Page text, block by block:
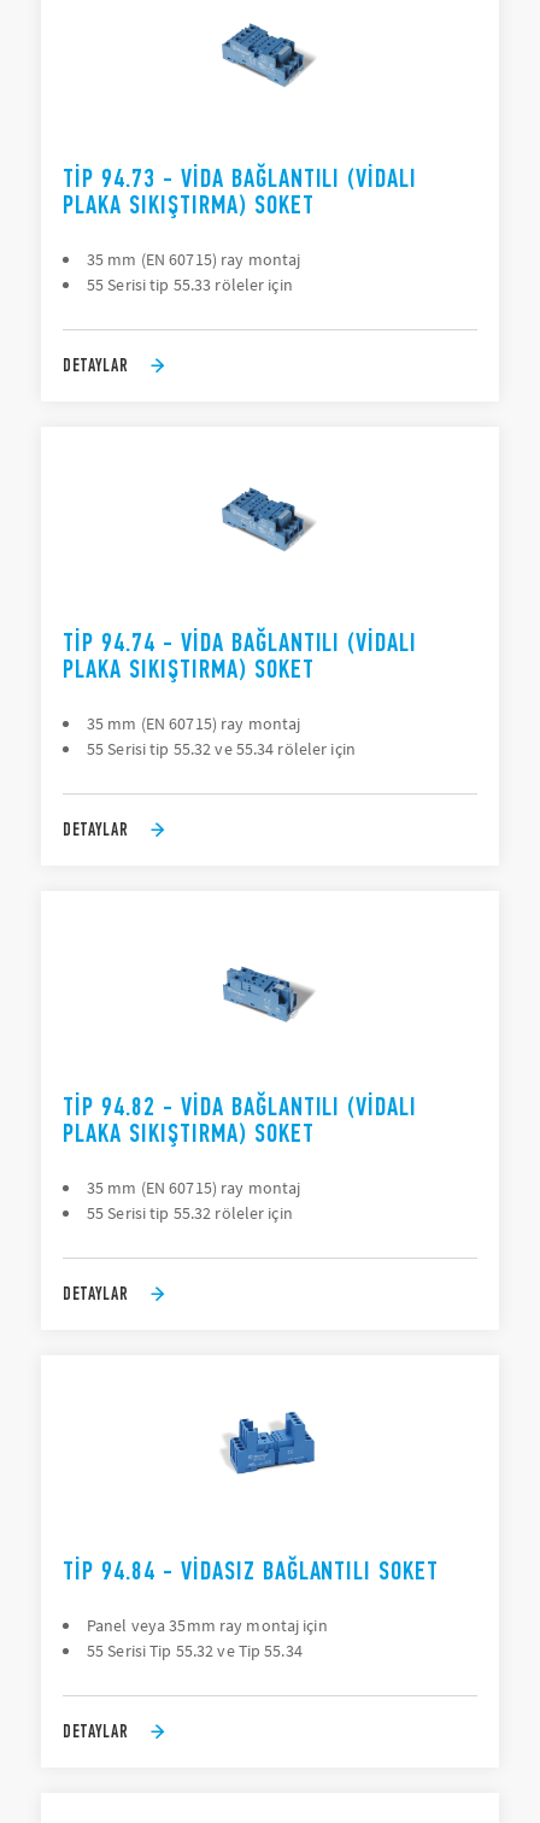
TIP 94.73 - VIDA BAĞLANTILI (VIDALI
PLAKA SIKIŞTIRMA) SOKET
35 mm (EN 60715) ray montaj
55 Serisi tip 55.33 röleler için
DETAYLAR
TIP 94.74 - VIDA BAĞLANTILI (VIDALI
PLAKA SIKIŞTIRMA) SOKET
35 mm (EN 60715) ray montaj
55 Serisi tip 55.32 ve 55.34 röleler için
DETAYLAR
TIP 94.82 - VIDA BAĞLANTILI (VIDALI
PLAKA SIKIŞTIRMA) SOKET
35 mm (EN 60715) ray montaj
55 Serisi tip 55.32 röleler için
DETAYLAR
TIP 94.84 - VIDASIZ BAĞLANTILI SOKET
Panel veya 35mm ray montaj için
55 Serisi Tip 55.32 ve Tip 55.34
DETAYLAR